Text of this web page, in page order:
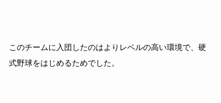
このチームに入団したのはよりレベルの高い環境で、硬
式野球をはじめるためでした。